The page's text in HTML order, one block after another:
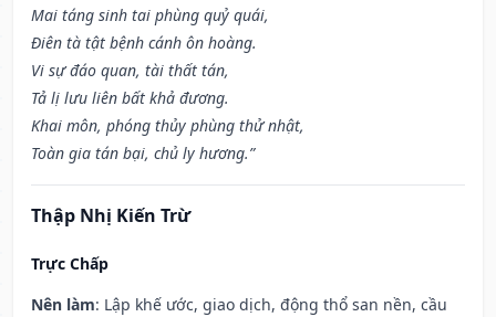
Mai táng sinh tai phùng quỷ quái,
Điên tà tật bệnh cánh ôn hoàng.
Vi sự đáo quan, tài thất tán,
Tả lị lưu liên bất khả đương.
Khai môn, phóng thủy phùng thử nhật,
Toàn gia tán bại, chủ ly hương.”
Thập Nhị Kiến Trừ
Trực Chấp
Nên làm: Lập khế ước, giao dịch, động thổ san nền, cầu